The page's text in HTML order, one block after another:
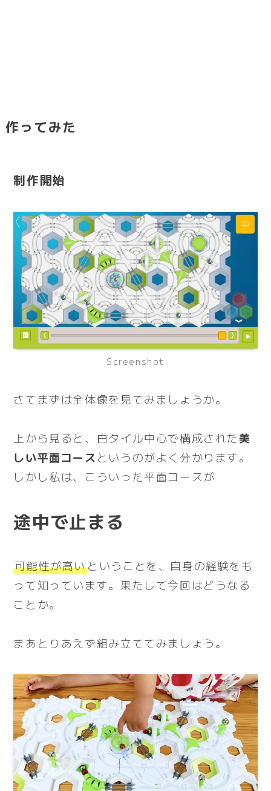
作ってみた
制作開始
Screenshot
さてまずは全体像を見てみましょうか。
上から見ると、白タイル中心で構成された美
しい平面コース というのがよく分かります。
しかし私は、こういった平面コースが
途中で止まる
可能性が高いということを、自身の経験をも
って知っています。果たして今回はどうなる
ことか。
まあとりあえず組み立ててみましょう。